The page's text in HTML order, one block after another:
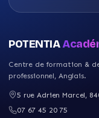
POTENTIA
Centre de formation &
professionnel, Anglais.
5 rue Adrien Marcel,
07 67 45 20 75